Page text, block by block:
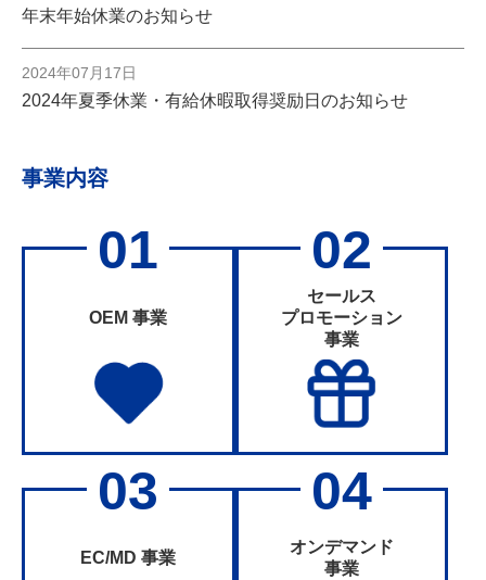
年末年始休業のお知らせ
2024年07月17日
2024年夏季休業・有給休暇取得奨励日のお知らせ
事業内容
OEM 事業
セールス
プロモーション
事業
EC/MD 事業
オンデマンド
事業